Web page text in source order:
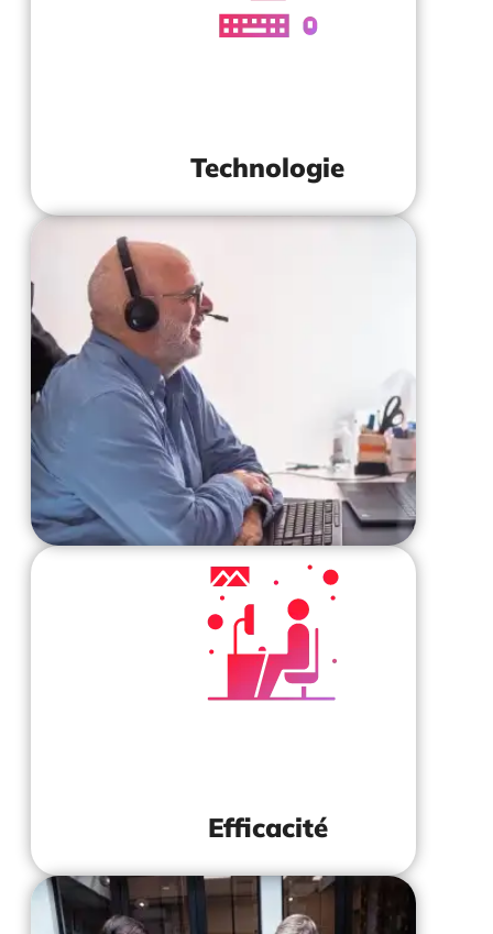
Technologie
Nous offrons une plateforme de données
impressionnante remplie de fonctionnalités
Efficacité
S'assurer que les tâches répétitives sont
automatisées, ne pas perdre de temps sur